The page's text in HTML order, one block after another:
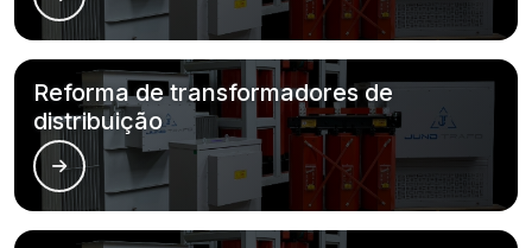
Reforma de transformadores de
distribuição